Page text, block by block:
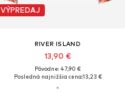
VÝPREDAJ
RIVER ISLAND
13,90 €
Pôvodne: 47,90 €
Posledná najnižšia cena:13,23 €